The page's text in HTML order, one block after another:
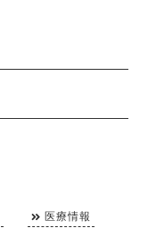
医療情報